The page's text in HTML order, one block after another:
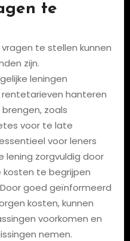
te
te stellen kunnen
zijn.
leningen
hanteren
zoals
voor te late
voor leners
lening zorgvuldig door
kosten te begrijpen
goed geïnformeerd
kosten, kunnen
voorkomen en
nemen.